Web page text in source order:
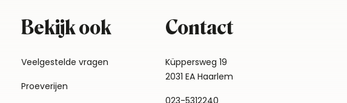
Bekijk ook
Veelgestelde vragen
Proeverijen
Contact
Küppersweg 19
2031 EA Haarlem
023-5312240